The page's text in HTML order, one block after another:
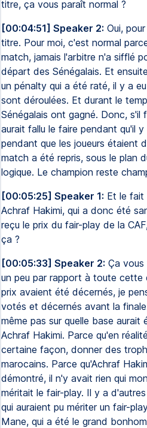
titre, ça vous paraît normal ?
[00:04:51] Speaker 2: Oui,
titre. Pour moi, c'est normal
match, jamais l'arbitre n'a sifflé
départ des Sénégalais. Et
un pénalty qui a été raté, il y a
sont déroulées. Et durant le
Sénégalais ont gagné. Donc, s'il
aurait fallu le faire pendant qu'il
pendant que les joueurs étaient
match a été repris, sous le plan
logique. Le champion reste
[00:05:25] Speaker 1: Et le fait
Achraf Hakimi, qui a donc été
reçu le prix du fair-play de la
ça ?
[00:05:33] Speaker 2: Ça
un peu par rapport à toute cette
prix avaient été décernés, je
votés et décernés avant la
même pas sur quelle base
Achraf Hakimi. Parce qu'en
certaine façon, donner des
marocains. Parce qu'Achraf
démontré, il n'y avait rien qui
méritait le fair-play. Il y a
qui auraient pu mériter un fair-
Mane, qui a été le grand